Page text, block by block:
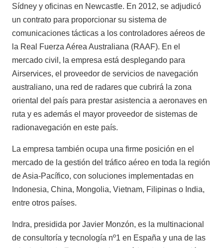
Sídney y oficinas en Newcastle. En 2012, se adjudicó
un contrato para proporcionar su sistema de
comunicaciones tácticas a los controladores aéreos de
la Real Fuerza Aérea Australiana (RAAF). En el
mercado civil, la empresa está desplegando para
Airservices, el proveedor de servicios de navegación
australiano, una red de radares que cubrirá la zona
oriental del país para prestar asistencia a aeronaves en
ruta y es además el mayor proveedor de sistemas de
radionavegación en este país.
La empresa también ocupa una firme posición en el
mercado de la gestión del tráfico aéreo en toda la región
de Asia-Pacífico, con soluciones implementadas en
Indonesia, China, Mongolia, Vietnam, Filipinas o India,
entre otros países.
Indra, presidida por Javier Monzón, es la multinacional
de consultoría y tecnología nº1 en España y una de las